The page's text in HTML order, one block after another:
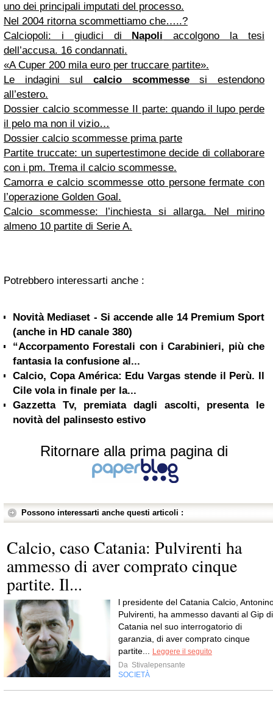
uno dei principali imputati del processo.
Nel 2004 ritorna scommettiamo che…..?
Calciopoli: i giudici di Napoli accolgono la tesi
dell’accusa. 16 condannati.
«A Cuper 200 mila euro per truccare partite».
Le indagini sul calcio scommessesi estendono
all’estero.
Dossier calcio scommesse II parte: quando il lupo perde
il pelo ma non il vizio…
Dossier calcio scommesse prima parte
Partite truccate: un supertestimone decide di collaborare
con i pm. Trema il calcio scommesse.
Camorra e calcio scommesse otto persone fermate con
l’operazione Golden Goal.
Calcio scommesse: l’inchiesta si allarga. Nel mirino
almeno 10 partite di Serie A.
Potrebbero interessarti anche :
Novità Mediaset - Si accende alle 14 Premium Sport
(anche in HD canale 380)
“Accorpamento Forestali con i Carabinieri, più che
fantasia la confusione al...
Calcio, Copa América: Edu Vargas stende il Perù. Il
Cile vola in finale per la...
Gazzetta Tv, premiata dagli ascolti, presenta le
novità del palinsesto estivo
Ritornare alla prima pagina di
Possono interessarti anche questi articoli :
Calcio, caso Catania: Pulvirenti ha
ammesso di aver comprato cinque
partite. Il...
l presidente del Catania Calcio,
Pulvirenti, ha ammesso davanti al Gip di
Catania nel suo interrogatorio di
garanzia, di aver comprato cinque
partite...
Leggere il seguito
Da Stivalepensante
SOCIETÀ